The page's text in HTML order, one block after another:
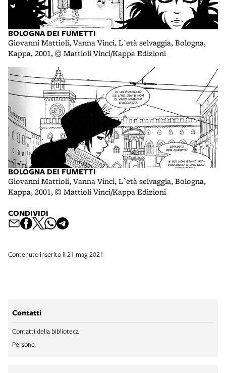
BOLOGNA DEI FUMETTI
Giovanni Mattioli, Vanna Vinci, L`età selvaggia, Bologna,
Kappa, 2001, © Mattioli Vinci/Kappa Edizioni
BOLOGNA DEI FUMETTI
Giovanni Mattioli, Vanna Vinci, L`età selvaggia, Bologna,
Kappa, 2001, © Mattioli Vinci/Kappa Edizioni
CONDIVIDI
Contenuto inserito il 21 mag 2021
Contatti
Contatti della biblioteca
Persone